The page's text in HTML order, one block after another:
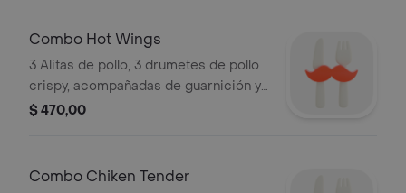
Combo Hot Wings
3 Alitas de pollo, 3 drumetes de pollo
crispy, acompañadas de guarnición y
salsa a elegir.
$ 470,00
Combo Chiken Tender